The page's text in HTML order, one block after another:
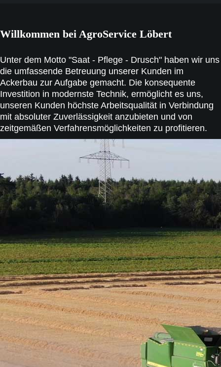
Willkommen bei AgroService Löbert
Unter dem Motto "Saat - Pflege - Drusch" haben wir uns
die umfassende Betreuung unserer Kunden im
Ackerbau zur Aufgabe gemacht. Die konsequente
Investition in modernste Technik, ermöglicht es uns,
unseren Kunden höchste Arbeitsqualität in Verbindung
mit absoluter Zuverlässigkeit anzubieten und von
zeitgemäßen Verfahrensmöglichkeiten zu profitieren.